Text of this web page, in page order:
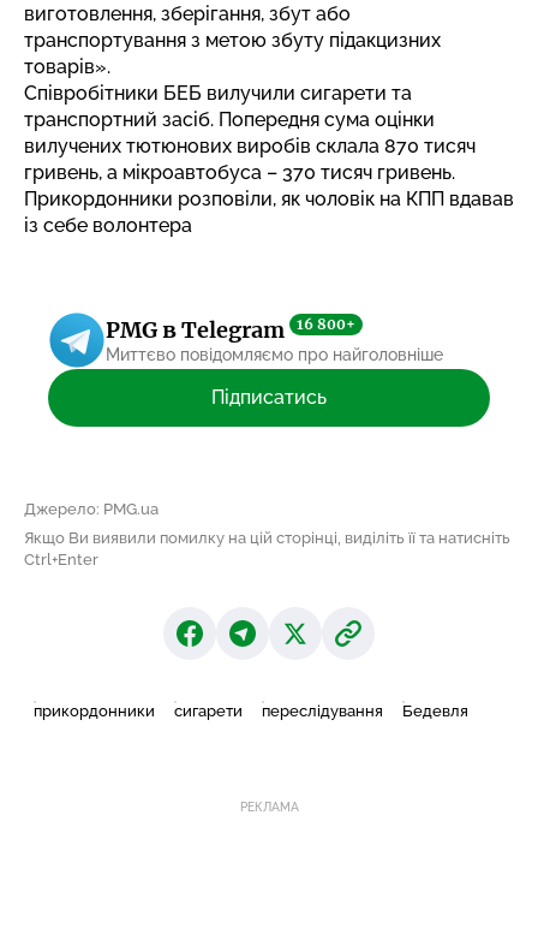
виготовлення, зберігання, збут або
транспортування з метою збуту підакцизних
товарів».
Співробітники БЕБ вилучили сигарети та
транспортний засіб. Попередня сума оцінки
вилучених тютюнових виробів склала 870 тисяч
гривень, а мікроавтобуса – 370 тисяч гривень.
Прикордонники розповіли, як чоловік на КПП вдавав
із себе волонтера
PMG в Telegram 16 800+
Миттєво повідомляємо про найголовніше
Підписатись
Джерело: PMG.ua
Якщо Ви виявили помилку на цій сторінці, виділіть її та натисніть
Ctrl+Enter
прикордонники сигарети переслідування Бедевля
РЕКЛАМА